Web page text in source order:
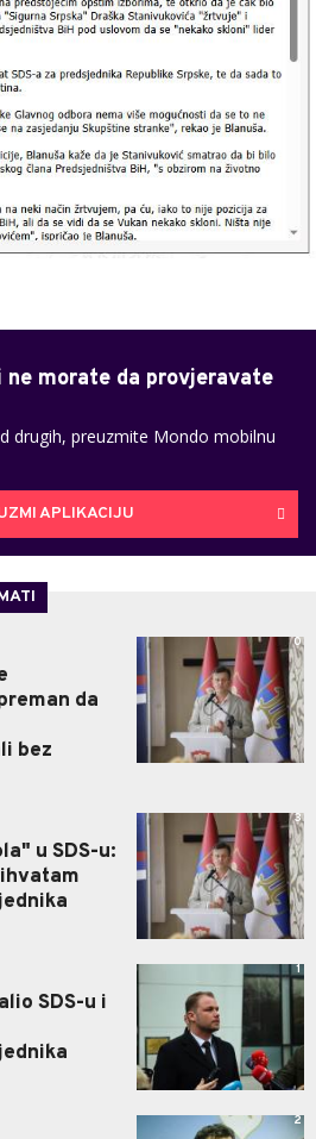
ne morate da provjeravate
drugih, preuzmite Mondo mobilnu
APLIKACIJU
da
bez
0
u SDS-u:
3
SDS-u i
1
2